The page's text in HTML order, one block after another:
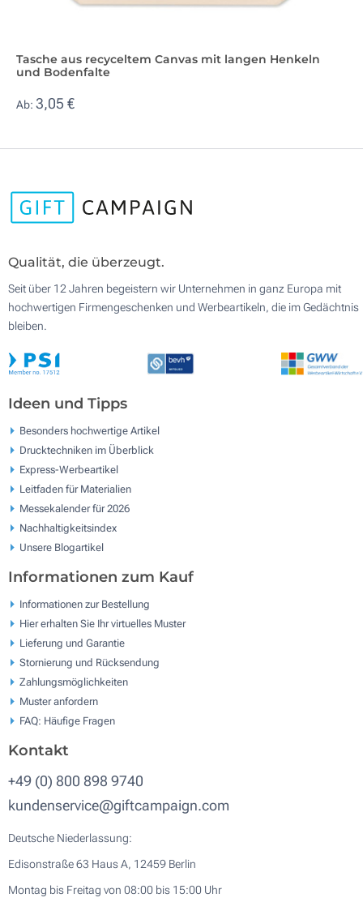
Tasche aus recyceltem Canvas mit langen Henkeln
und Bodenfalte
Ab: 3,05 €
Qualität, die überzeugt.
Seit über 12 Jahren begeistern wir Unternehmen in ganz Europa mit
hochwertigen Firmengeschenken und Werbeartikeln, die im Gedächtnis
bleiben.
Ideen und Tipps
Besonders hochwertige Artikel
Drucktechniken im Überblick
Express-Werbeartikel
Leitfaden für Materialien
Messekalender für 2026
Nachhaltigkeitsindex
Unsere Blogartikel
Informationen zum Kauf
Informationen zur Bestellung
Hier erhalten Sie Ihr virtuelles Muster
Lieferung und Garantie
Stornierung und Rücksendung
Zahlungsmöglichkeiten
Muster anfordern
FAQ: Häufige Fragen
Kontakt
+49 (0) 800 898 9740
kundenservice@giftcampaign.com
Deutsche Niederlassung:
Edisonstraße 63 Haus A, 12459 Berlin
Montag bis Freitag von 08:00 bis 15:00 Uhr